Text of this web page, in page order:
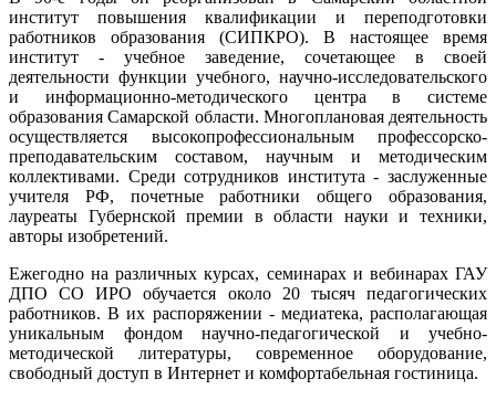
институт повышения квалификации и переподготовки
работников образования (СИПКРО). В настоящее время
институт - учебное заведение, сочетающее в своей
деятельности функции учебного, научно-исследовательского
и информационно-методического центра в системе
образования Самарской области. Многоплановая деятельность
осуществляется высокопрофессиональным профессорско-
преподавательским составом, научным и методическим
коллективами. Среди сотрудников института - заслуженные
учителя РФ, почетные работники общего образования,
лауреаты Губернской премии в области науки и техники,
авторы изобретений.
Ежегодно на различных курсах, семинарах и вебинарах ГАУ
ДПО СО ИРО обучается около 20 тысяч педагогических
работников. В их распоряжении - медиатека, располагающая
уникальным фондом научно-педагогической и учебно-
методической литературы, современное оборудование,
свободный доступ в Интернет и комфортабельная гостиница.